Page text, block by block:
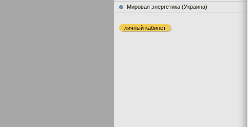
Мировая энергетика (Украина)
личный кабинет